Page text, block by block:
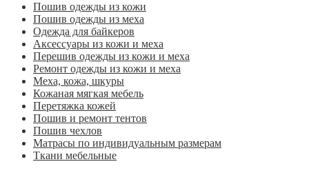
Пошив одежды из кожи
Пошив одежды из меха
Одежда для байкеров
Аксессуары из кожи и меха
Перешив одежды из кожи и меха
Ремонт одежды из кожи и меха
Меха, кожа, шкуры
Кожаная мягкая мебель
Перетяжка кожей
Пошив и ремонт тентов
Пошив чехлов
Матрасы по индивидуальным размерам
Ткани мебельные